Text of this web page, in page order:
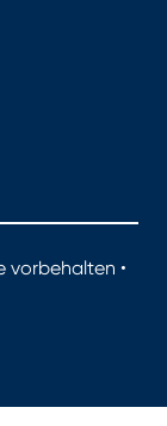
vorbehalten •